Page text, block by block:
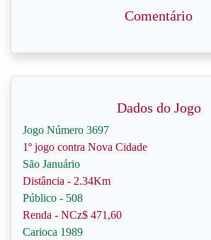
Comentário
Dados do Jogo
Jogo Número 3697
1º jogo contra Nova Cidade
São Januário
Distância - 2.34Km
Público - 508
Renda - NCz$ 471,60
Carioca 1989